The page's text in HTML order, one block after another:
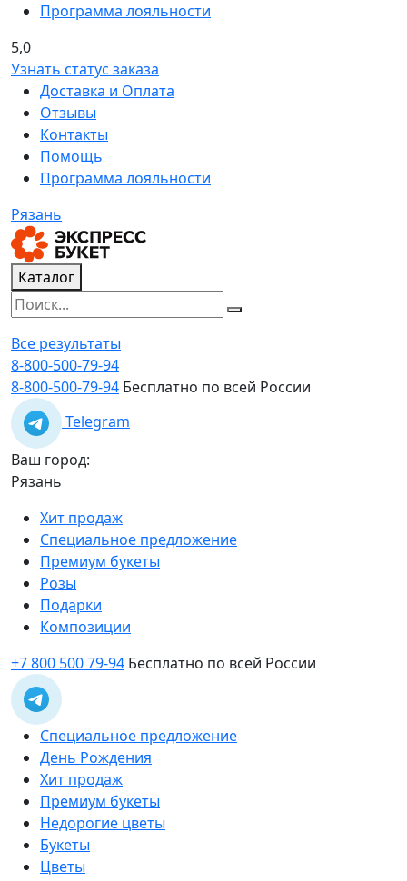
Программа лояльности
5,0
Узнать статус заказа
Доставка и Оплата
Отзывы
Контакты
Помощь
Программа лояльности
Рязань
Каталог
Все результаты
8-800-500-79-94
8-800-500-79-94 Бесплатно по всей России
Telegram
Ваш город:
Рязань
Хит продаж
Специальное предложение
Премиум букеты
Розы
Подарки
Композиции
+7 800 500 79-94 Бесплатно по всей России
Специальное предложение
День Рождения
Хит продаж
Премиум букеты
Недорогие цветы
Букеты
Цветы